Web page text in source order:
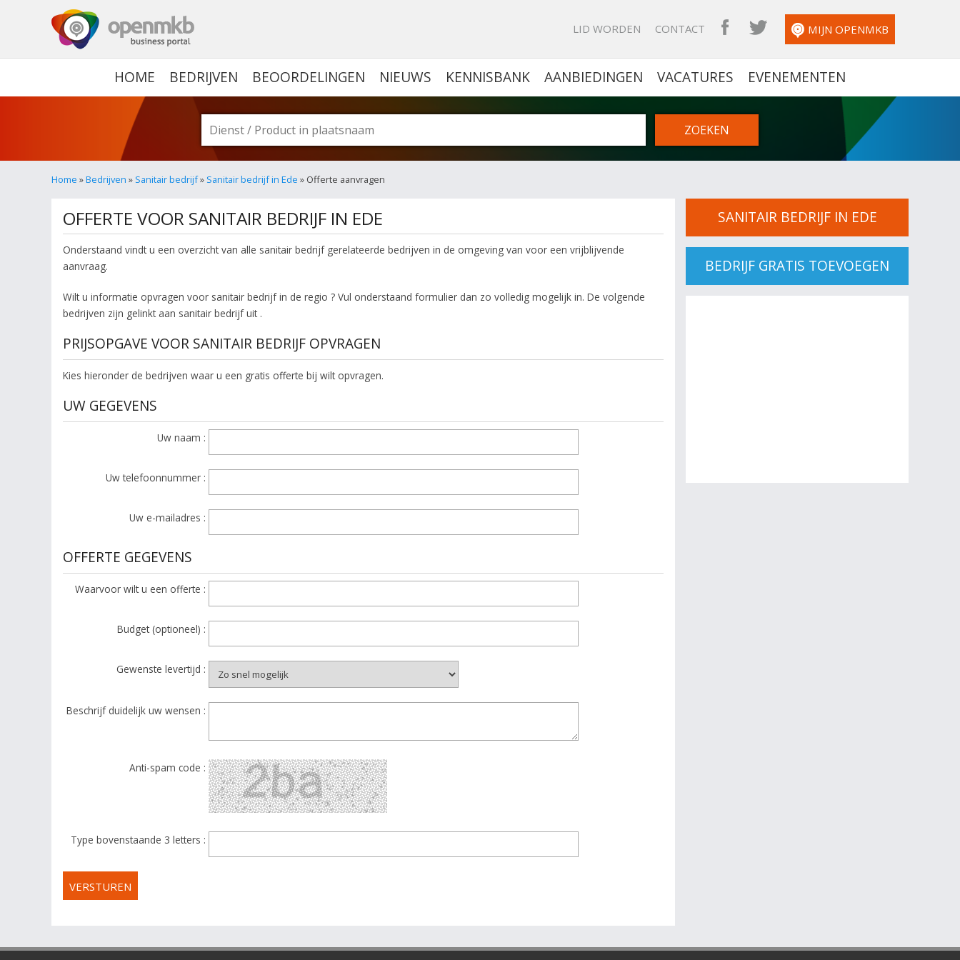
LID WORDEN CONTACT OPENMKB FACEBOOK
OPENMKB TWITTER
MIJN OPENMKB
HOME BEDRIJVEN BEOORDELINGEN NIEUWS KENNISBANK AANBIEDINGEN VACATURES EVENEMENTEN
Home »Bedrijven » Sanitair bedrijf» Sanitair bedrijf in Ede » Offerte aanvragen
OFFERTE VOOR SANITAIR BEDRIJF IN EDE
Onderstaand vindt u een overzicht van alle sanitair bedrijf gerelateerde bedrijven in de omgeving van voor een vrijblijvende
aanvraag.
Wilt u informatie opvragen voor sanitair bedrijf in de regio ? Vul onderstaand formulier dan zo volledig mogelijk in. De volgende
bedrijven zijn gelinkt aan sanitair bedrijf uit .
PRIJSOPGAVE VOOR SANITAIR BEDRIJF OPVRAGEN
Kies hieronder de bedrijven waar u een gratis offerte bij wilt opvragen.
UW GEGEVENS
Uw naam :
Uw telefoonnummer :
Uw e-mailadres :
OFFERTE GEGEVENS
Waarvoor wilt u een offerte :
Budget (optioneel) :
Gewenste levertijd :
Beschrijf duidelijk uw wensen :
Anti-spam code :
Type bovenstaande 3 letters :
SANITAIR BEDRIJF IN EDE
BEDRIJF GRATIS TOEVOEGEN